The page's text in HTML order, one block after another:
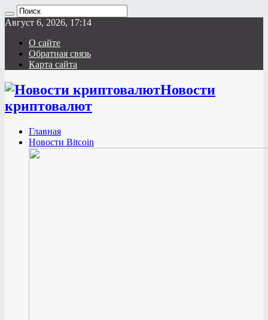
Август 6, 2026, 17:14
О сайте
Обратная связь
Карта сайта
Новости
криптовалют
Главная
Новости Bitcoin